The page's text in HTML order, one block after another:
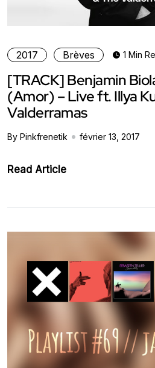
2017 Brèves 1 Min
[TRACK] Benjamin
(Amor) – Live ft. Illya
Valderramas
By Pinkfrenetik février 13, 2017
Read Article